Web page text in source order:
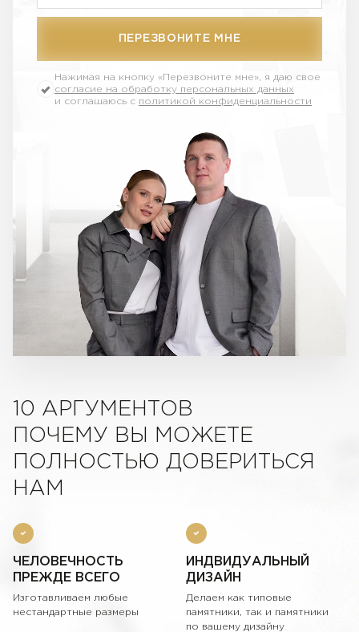
ПЕРЕЗВОНИТЕ МНЕ
Нажимая на кнопку «Перезвоните мне» , я даю свое
согласие на обработку персональных данных
и соглашаюсь с политикой конфиденциальности
10 АРГУМЕНТОВ
ПОЧЕМУ ВЫ МОЖЕТЕ
ПОЛНОСТЬЮ ДОВЕРИТЬСЯ
НАМ
ЧЕЛОВЕЧНОСТЬ
ПРЕЖДЕ ВСЕГО
Изготавливаем любые
нестандартные размеры
ИНДВИДУАЛЬНЫЙ
ДИЗАЙН
Делаем как типовые
памятники, так и памятники
по вашему дизайну